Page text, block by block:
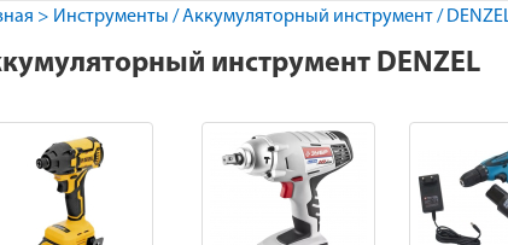
> Инструменты /Аккумуляторный инструмент/
инструмент DENZEL